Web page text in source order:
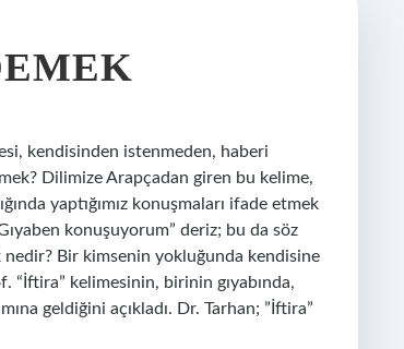
kendisinden istenmeden, haberi
Dilimize Arapçadan giren bu kelime,
yaptığımız konuşmaları ifade etmek
konuşuyorum” deriz; bu da söz
nedir? Bir kimsenin yokluğunda kendisine
“İftira” kelimesinin, birinin gıyabında,
geldiğini açıkladı. Dr. Tarhan; ​​​​”İftira”